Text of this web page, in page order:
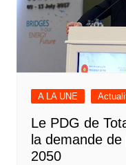
A LA UNE
Le PDG de
la demande
2050